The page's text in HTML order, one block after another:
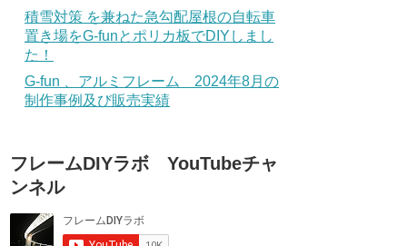
積雪対策 を兼ねた急勾配屋根の自転車
置き場をG-funとポリカ板でDIYしまし
た！
G-fun 、アルミフレーム 2024年8月の
制作事例及び販売実績
フレームDIYラボ YouTubeチャ
ンネル